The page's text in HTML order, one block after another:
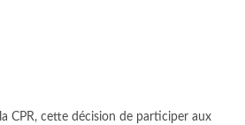
CPR, cette décision de participer aux